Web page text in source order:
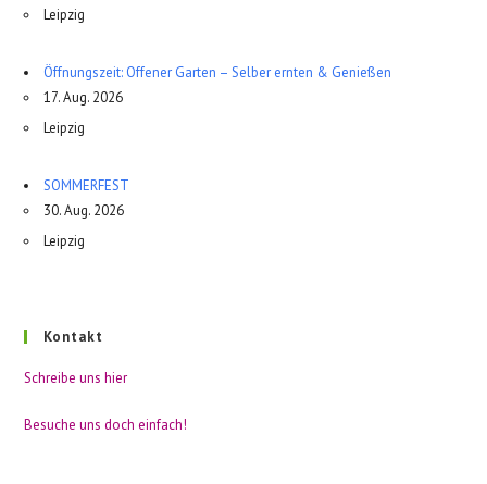
Leipzig
Öffnungszeit: Offener Garten – Selber ernten & Genießen
17. Aug. 2026
Leipzig
SOMMERFEST
30. Aug. 2026
Leipzig
Kontakt
Schreibe uns hier
Besuche uns doch einfach!